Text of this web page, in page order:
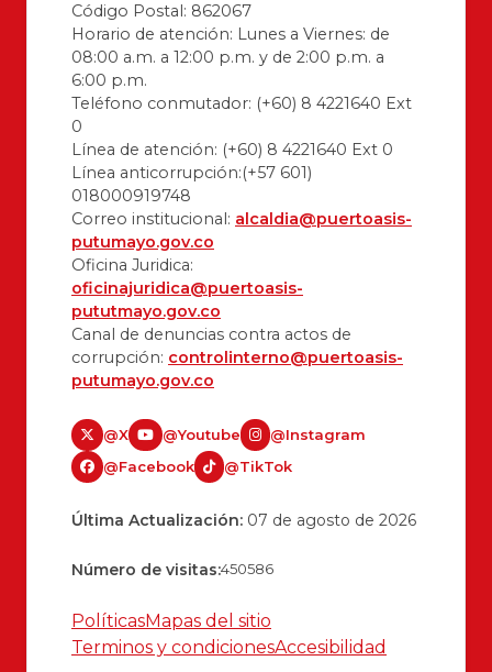
Código Postal: 862067
Horario de atención: Lunes a Viernes: de
08:00 a.m. a 12:00 p.m. y de 2:00 p.m. a
6:00 p.m.
Teléfono conmutador: (+60) 8 4221640 Ext
0
Línea de atención: (+60) 8 4221640 Ext 0
Línea anticorrupción:(+57 601)
018000919748
Correo institucional: alcaldia@puertoasis-
putumayo.gov.co
Oficina Juridica:
oficinajuridica@puertoasis-
pututmayo.gov.co
Canal de denuncias contra actos de
corrupción: controlinterno@puertoasis-
putumayo.gov.co
@X @Youtube
@Instagram
@Facebook
@TikTok
Última Actualización: 07 de agosto de 2026
Número de visitas:450586
PolíticasMapas del sitio
Terminos y condicionesAccesibilidad